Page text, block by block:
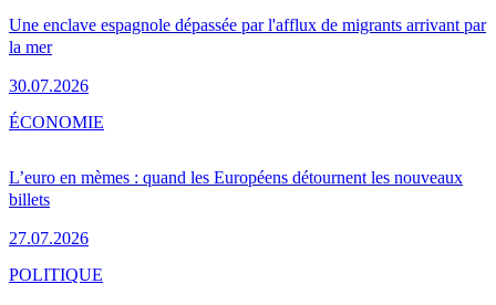
Une enclave espagnole dépassée par l'afflux de migrants arrivant par
la mer
30.07.2026
L’euro en mèmes : quand les Européens détournent les nouveaux
billets
27.07.2026
ÉCONOMIE
POLITIQUE